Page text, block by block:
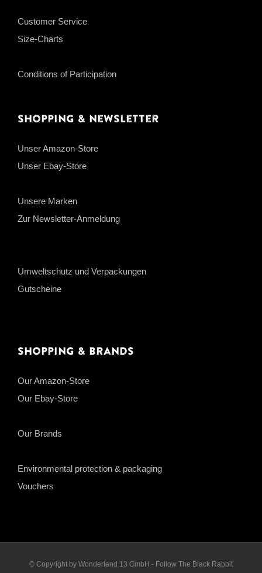
Customer Service
Size-Charts
Conditions of Participation
Shopping & Newsletter
Unser Amazon-Store
Unser Ebay-Store
Unsere Marken
Zur Newsletter-Anmeldung
Umweltschutz und Verpackungen
Gutscheine
Shopping & Brands
Our Amazon-Store
Our Ebay-Store
Our Brands
Environmental protection & packaging
Vouchers
© Copyright by Wonderland 13 GmbH - Follow The Black Rabbit